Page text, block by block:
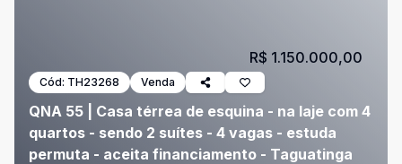
Cód: TH23268 Venda
QNA 55 | Casa térrea de esquina - na laje com 4
quartos - sendo 2 suítes - 4 vagas - estuda
permuta - aceita financiamento - Taguatinga
R$ 1.150.000,00